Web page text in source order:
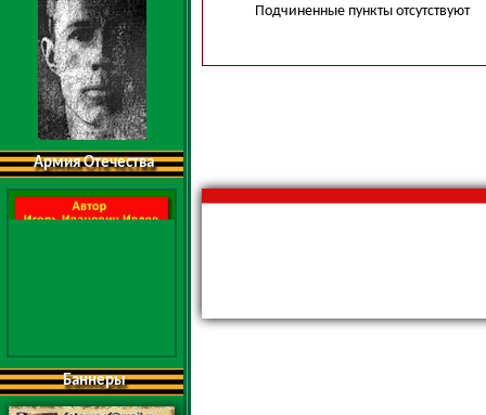
Армия Отечества
Баннеры
Подчиненные пункты отсутствуют